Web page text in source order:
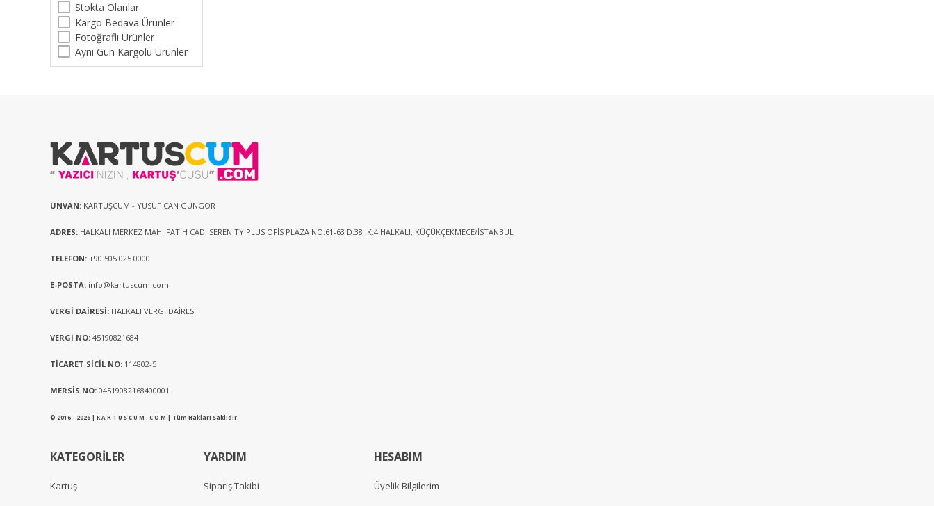
Stokta Olanlar
Kargo Bedava Ürünler
Fotoğraflı Ürünler
Aynı Gün Kargolu Ürünler
ÜNVAN: KARTUŞCUM - YUSUF CAN GÜNGÖR
ADRES: HALKALI MERKEZ MAH. FATİH CAD. SERENİTY PLUS OFİS PLAZA NO:61-63 D:38 K:4 HALKALI, KÜÇÜKÇEKMECE/İSTANBUL
TELEFON: +90 505 025 0000
E-POSTA: info@kartuscum.com
VERGİ DAİRESİ: HALKALI VERGİ DAİRESİ
VERGİ NO: 45190821684
TİCARET SİCİL NO: 114802-5
MERSİS NO: 04519082168400001
© 2016 - 2026 | K A R T U S C U M . C O M | Tüm Hakları Saklıdır.
KATEGORİLER
Kartuş
YARDIM
Sipariş Takibi
HESABIM
Üyelik Bilgilerim